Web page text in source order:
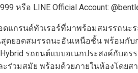
รือ LINE Official Account:
ดแกรนด์ทัวเรอร์ที่มาพร้อมสมรรถน
ดยอดสมรรถนะอันเหนือชั้น พร้อม
รถยนต์แบบอเนกประสงค์กับ
ร่วมสมัย พร้อมด้วยภายในห้องโด